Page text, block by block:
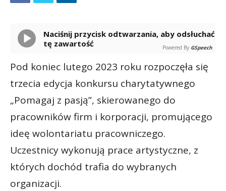
Naciśnij przycisk odtwarzania, aby odsłuchać
tę zawartość
Powered By GSpeech
Pod koniec lutego 2023 roku rozpoczęła się
trzecia edycja konkursu charytatywnego
„Pomagaj z pasją”, skierowanego do
pracowników firm i korporacji, promującego
ideę wolontariatu pracowniczego.
Uczestnicy wykonują prace artystyczne, z
których dochód trafia do wybranych
organizacji.